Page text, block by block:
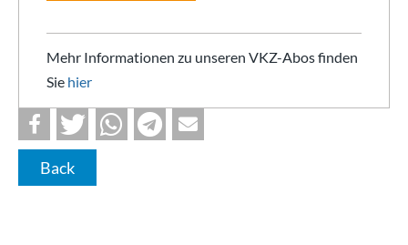
Mehr Informationen zu unseren VKZ-Abos finden
Sie hier
Back